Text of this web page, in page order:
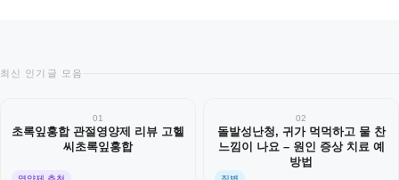
최신 인기글 모음
01
초록잎홍합 관절영양제 리뷰 고헬
씨초록잎홍합
02
돌발성난청, 귀가 먹먹하고 물 찬
느낌이 나요 – 원인 증상 치료 예
방법